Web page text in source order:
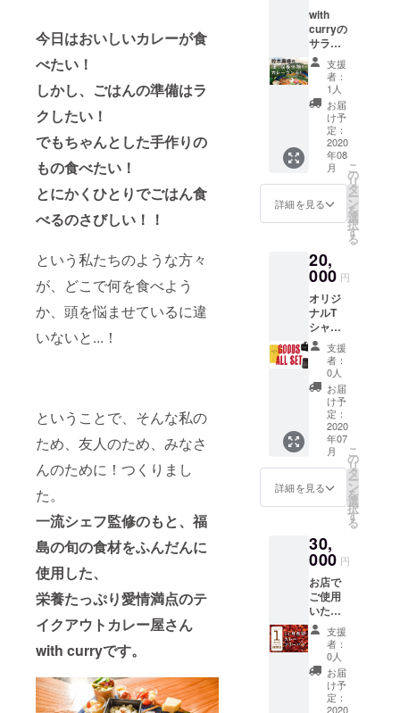
今日はおいしいカレーが食
べたい！
しかし、ごはんの準備はラ
クしたい！
でもちゃんとした手作りの
もの食べたい！
とにかくひとりでごはん食
べるのさびしい！！
という私たちのような方々
が、どこで何を食べよう
か、頭を悩ませているに違
いないと...！
ということで、そんな私の
ため、友人のため、みなさ
んのために！つくりまし
た。
一流シェフ監修のもと、福
島の旬の食材をふんだんに
使用した、
栄養たっぷり愛情満点のテ
イクアウトカレー屋さん
with curryです。
上がり
くださ
い。 ※
カレー
パック
は冷凍
の状態
で、お
届けか
ら2ヶ月
までを
目安に
お召し
上がり
は3種類
お届け
す。 ※
お米は
一食分
＝1合で
す。 ※
指定住
所へお
送りし
ます
（送料
み）。
ンは
2020年
次お届
けを開
始し、
2020年
8月31日
までに
お届け
しま
す。
普段は
ディ
ナーの
みの営
業です
が、今
回は特
別にラ
ンチ
コース
をご用
意して
いただ
きま
たサン
クス
ル、オ
リジナ
ルス
テッ
カーを
お送り
しま
す。 ※
会場は
中田
シェフ
の営む
フラン
ス料理
ます
（福島
県郡山
市清水
台1-
6）。 ※
ご希望
の日に
ちを、
（8月23
日、9月
6日、13
with
curryの
サラダ
に使用
する野
菜を栽
培する
郡山の
農家・
鈴木農
場さん
の畑
で、収
穫体験&
カレー
トにご
招待し
ます。
また、
心を込
めたサ
ンクス
メー
ル、オ
リジナ
ルス
テッ
カーを
お送り
しま
す。 ※
日程は8
集合場
所は株
エフラ
イフオ
フィス
（福島
県郡山
市方八
町2-8-
16 f life
base）
支援
者：
1人
お届
け予
定：
2020
年08
月
詳細を見る
こ
の
リ
タ
ー
ン
を
選
択
す
る
20,
000 円
オリジ
ナルT
シャ
ツ、オ
リジナ
ルカ
レーエ
コバッ
グ、オ
リジナ
ルカ
レー
ジャー
とオリ
ジナル
心を込
めたサ
ンクス
メール
をお送
りしま
す。 ※
オリジ
ナルT
シャツ
のサイ
ズを必
支援
者：
0人
お届
け予
定：
2020
年07
月
詳細を見る
こ
の
リ
タ
ー
ン
を
選
択
す
る
30,
000 円
お店で
ご使用
いただ
ける、1
か月間1
日1杯カ
レーモ
バイル
フリー
支援
者：
0人
お届
け予
定：
2020